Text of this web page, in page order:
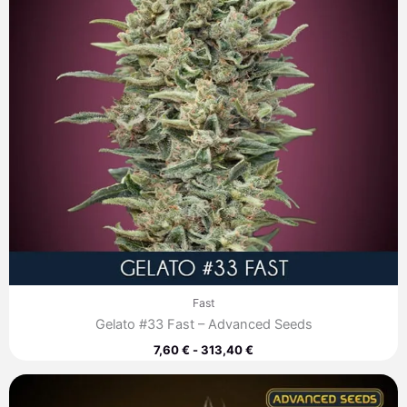
Fast
Gelato #33 Fast – Advanced Seeds
7,60€-313,40€
de